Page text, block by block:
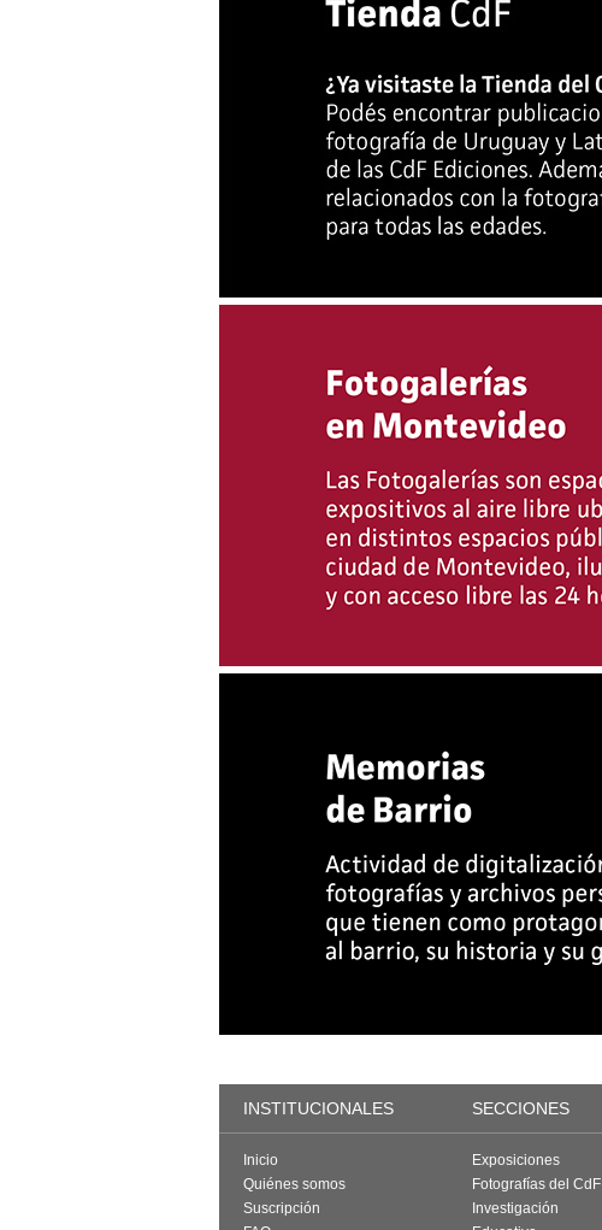
INSTITUCIONALES SECCIONES
Inicio
Quiénes somos
Suscripción
Exposiciones
Fotografías del CdF
Investigación